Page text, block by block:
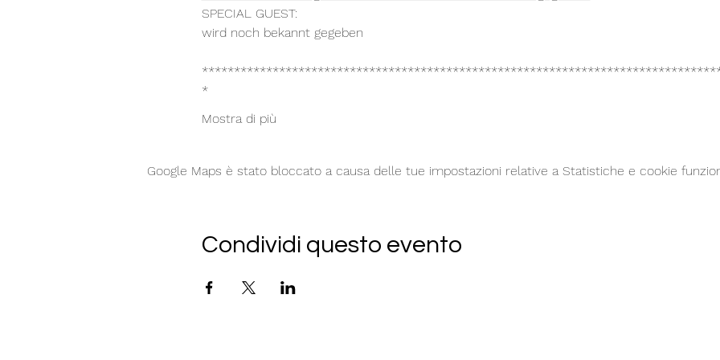
SPECIAL GUEST:
wird noch bekannt gegeben
*
Mostra di più
Google Maps è stato bloccato a causa delle tue impostazioni relative a Statistiche e cookie
Condividi questo evento